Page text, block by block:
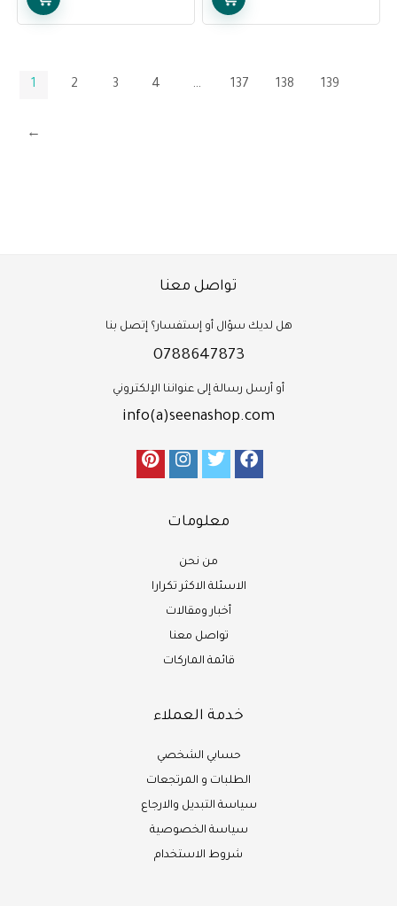
1 2 3 4 … 137 138 139
←
تواصل معنا
هل لديك سؤال أو إستفسار؟ إتصل بنا
0788647873
أو أرسل رسالة إلى عنواننا الإلكتروني
info(a)seenashop.com
معلومات
من نحن
الاسئلة الاكثر تكرارا
أخبار ومقالات
تواصل معنا
قائمة الماركات
خدمة العملاء
حسابي الشخصي
الطلبات و المرتجعات
سياسة التبديل والارجاع
سياسة الخصوصية
شروط الاستخدام